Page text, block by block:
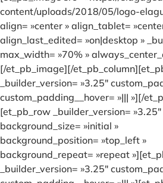
content/uploads/2018/05/logo-
align= »center » align_tablet=
align_last_edited= »on|desktop »
max_width= »70% »
[/et_pb_image][/
_builder_version= »3.25″
custom_padding__hover= »||| »][/
[et_pb_row _builder_version= »3.25″
background_size= »initial »
background_position= »top_left »
background_repeat= »repeat
_builder_version= »3.25″